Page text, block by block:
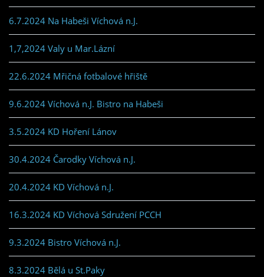
6.7.2024 Na Habeši Víchová n.J.
1,7,2024 Valy u Mar.Lázní
22.6.2024 Mřičná fotbalové hřiště
9.6.2024 Víchová n.J. Bistro na Habeši
3.5.2024 KD Hoření Lánov
30.4.2024 Čarodky Víchová n.J.
20.4.2024 KD Víchová n.J.
16.3.2024 KD Víchová Sdružení PCCH
9.3.2024 Bistro Víchová n.J.
8.3.2024 Bělá u St.Paky